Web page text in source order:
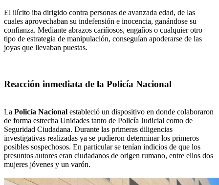
El ilícito iba dirigido contra personas de avanzada edad, de las
cuales aprovechaban su indefensión e inocencia, ganándose su
confianza. Mediante abrazos cariñosos, engaños o cualquier otro
tipo de estrategia de manipulación, conseguían apoderarse de las
joyas que llevaban puestas.
Reacción inmediata de la Policía Nacional
La Policía Nacional estableció un dispositivo en donde colaboraron
de forma estrecha Unidades tanto de Policía Judicial como de
Seguridad Ciudadana. Durante las primeras diligencias
investigativas realizadas ya se pudieron determinar los primeros
posibles sospechosos. En particular se tenían indicios de que los
presuntos autores eran ciudadanos de origen rumano, entre ellos dos
mujeres jóvenes y un varón.